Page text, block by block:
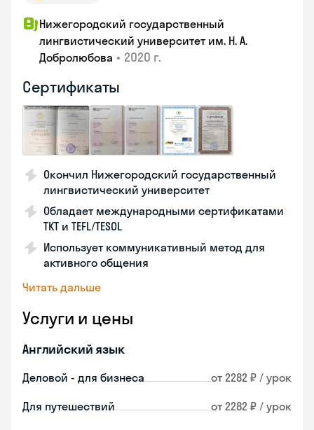
Нижегородский государственный
лингвистический университет им. Н. А.
Добролюбова • 2020 г.
Сертификаты
Окончил Нижегородский государственный
лингвистический университет
Обладает международными сертификатами
TKT и TEFL/TESOL
Использует коммуникативный метод для
активного общения
Читать дальше
Услуги и цены
Английский язык
Деловой - для бизнеса от 2282 ₽ / урок
Для путешествий от 2282 ₽ / урок